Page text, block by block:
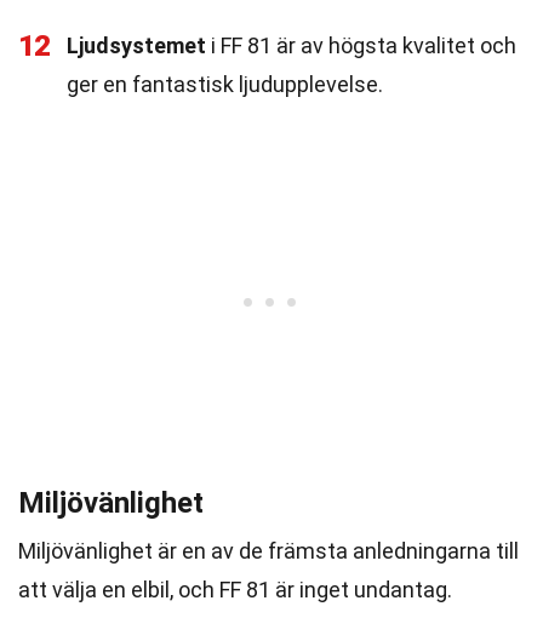
12 Ljudsystemet i FF 81 är av högsta kvalitet och
ger en fantastisk ljudupplevelse.
Miljövänlighet
Miljövänlighet är en av de främsta anledningarna till
att välja en elbil, och FF 81 är inget undantag.